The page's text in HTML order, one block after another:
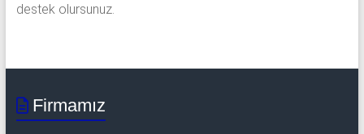
destek olursunuz.
Firmamız